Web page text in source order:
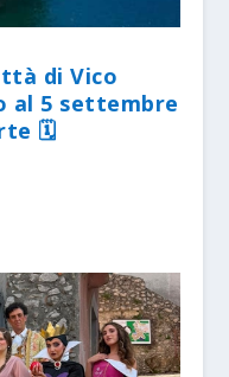
di Vico
al 5 settembre
🗓